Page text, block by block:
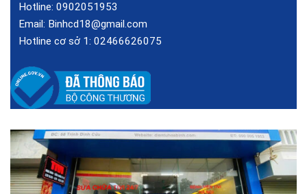
Hotline: 0902051953
Email: Binhcd18@gmail.com
Hotline cơ sở 1: 02466626075